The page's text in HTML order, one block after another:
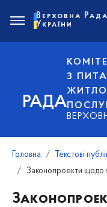
РАДА
З
Верховна Рада
України
Головна
Текстові
Законопроекти щодо